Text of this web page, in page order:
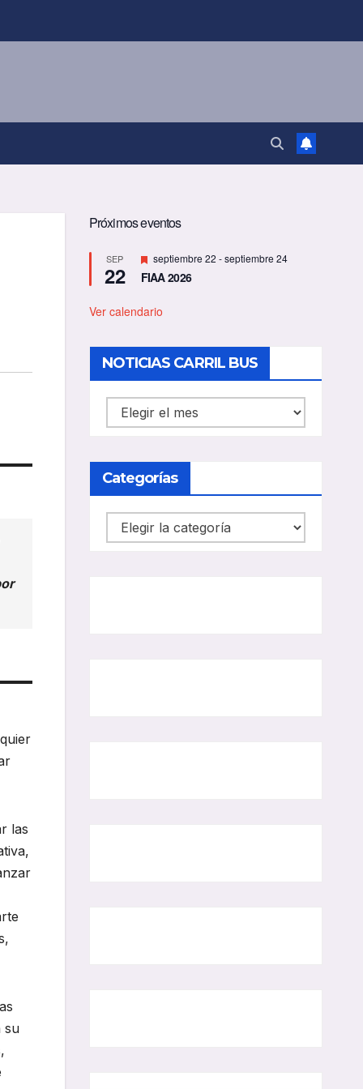
las
su
Próximos eventos
SEP
22
D
e
s
a
d
o
septiembre 22 -septiembre 24
FIAA 2026
Ver calendario
NOTICIAS CARRIL BUS
NOTICIAS
CARRIL
Categorías
Categorías